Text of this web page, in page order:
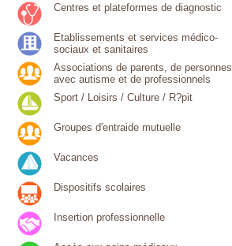
Centres et plateformes de diagnostic
Etablissements et services médico-
sociaux et sanitaires
Associations de parents, de personnes
avec autisme et de professionnels
Sport / Loisirs / Culture / R?pit
Groupes d'entraide mutuelle
Vacances
Dispositifs scolaires
Insertion professionnelle